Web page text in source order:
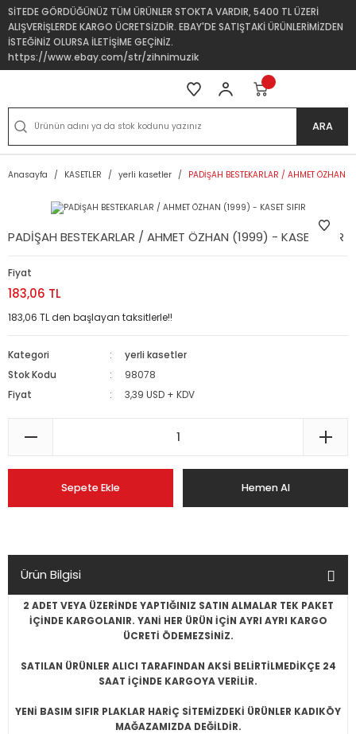
SİTEDE GÖRDÜĞÜNÜZ TÜM ÜRÜNLER STOKTA VARDIR, 5400 TL ÜZERİ
ALIŞVERİŞLERDE KARGO ÜCRETSİZDİR. EBAY'DE SATIŞTAKİ ÜRÜNLERİMİZDEN
İSTEĞİNİZ OLURSA İLETİŞİME GEÇİNİZ.
https://www.ebay.com/str/zihnimuzik
ARA
Anasayfa KASETLER yerli kasetler PADİŞAH BESTEKARLAR / AHMET ÖZHAN
PADİŞAH BESTEKARLAR / AHMET ÖZHAN (1999) - KASET SIFIR
Fiyat
183,06 TL
183,06 TL den başlayan taksitlerle!!
Kategori
yerli kasetler
Stok Kodu
98078
Fiyat
3,39 USD + KDV
Sepete Ekle Hemen Al
Ürün Bilgisi
2 ADET VEYA ÜZERİNDE YAPTIĞINIZ SATIN ALMALAR TEK PAKET
İÇİNDE KARGOLANIR. YANİ HER ÜRÜN İÇİN AYRI AYRI KARGO
ÜCRETİ ÖDEMEZSİNİZ.
SATILAN ÜRÜNLER ALICI TARAFINDAN AKSİ BELİRTİLMEDİKÇE 24
SAAT İÇİNDE KARGOYA VERİLİR.
YENİ BASIM SIFIR PLAKLAR HARİÇ SİTEMİZDEKİ ÜRÜNLER KADIKÖY
MAĞAZAMIZDA DEĞİLDİR.